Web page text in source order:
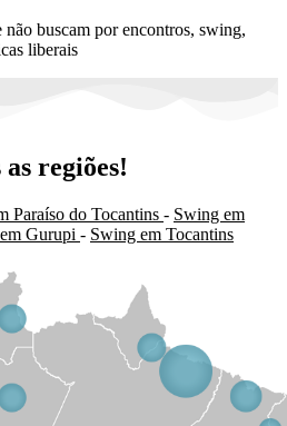
não buscam por encontros, swing,
liberais
regiões!
Paraíso do Tocantins - Swing em
Gurupi - Swing em Tocantins